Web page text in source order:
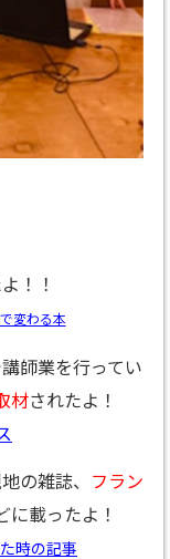
！！
変わる本
師業を行ってい
材されたよ！
の雑誌、
フラン
に載ったよ！
時の記事